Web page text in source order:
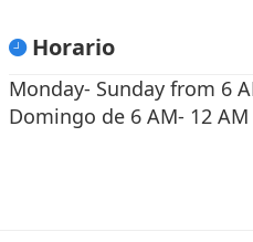
Horario
Monday- Sunday from 6
Domingo de 6 AM- 12 AM